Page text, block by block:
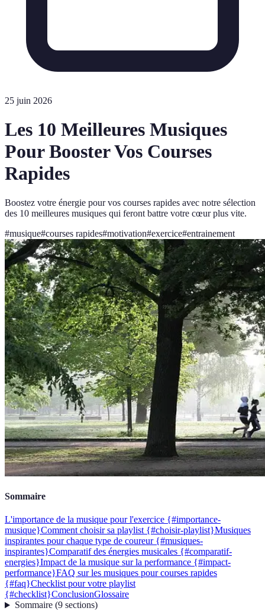
25 juin 2026
Les 10 Meilleures Musiques
Pour Booster Vos Courses
Rapides
Boostez votre énergie pour vos courses rapides avec notre sélection
des 10 meilleures musiques qui feront battre votre cœur plus vite.
#musique#courses rapides#motivation#exercice#entrainement
Sommaire
L'importance de la musique pour l'exercice {#importance-
musique}Comment choisir sa playlist {#choisir-playlist}Musiques
inspirantes pour chaque type de coureur {#musiques-
inspirantes}Comparatif des énergies musicales {#comparatif-
energies}Impact de la musique sur la performance {#impact-
performance}FAQ sur les musiques pour courses rapides
{#faq}Checklist pour votre playlist
{#checklist}ConclusionGlossaire
Sommaire(9 sections)